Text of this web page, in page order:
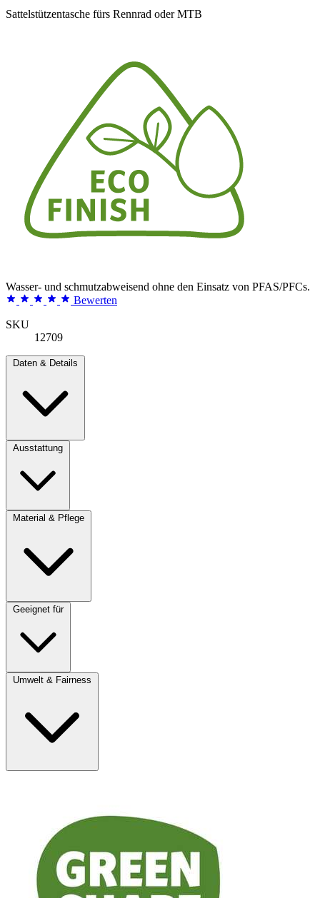
Sattelstützentasche fürs Rennrad oder MTB
Wasser- und schmutzabweisend ohne den Einsatz von PFAS/PFCs.
Bewerten
SKU
12709
Daten & Details
Ausstattung
Material & Pflege
Geeignet für
Umwelt & Fairness